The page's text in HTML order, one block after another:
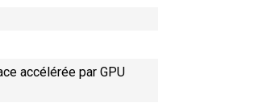
accélérée par GPU